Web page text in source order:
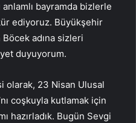
bayramda bizlerle
ediyoruz. Büyükşehir
adına sizleri
duyuyorum.
olarak, 23 Nisan Ulusal
coşkuyla kutlamak için
hazırladık. Bugün Sevgi